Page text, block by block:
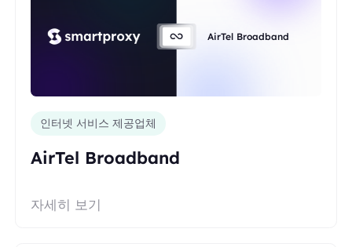
AirTel Broadband
인터넷 서비스 제공업체
AirTel Broadband
자세히 보기